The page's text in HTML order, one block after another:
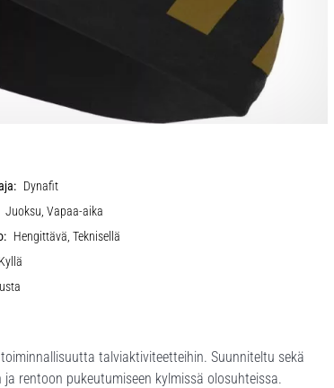
Dynafit
Juoksu, Vapaa-aika
Hengittävä, Teknisellä
Kyllä
talviaktiviteetteihin. Suunniteltu sekä
rentoon pukeutumiseen kylmissä olosuhteissa.